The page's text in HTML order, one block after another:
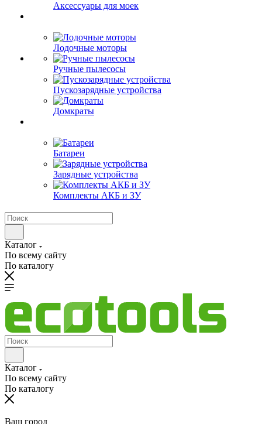
Аксессуары для моек
Лодочные моторы
Ручные пылесосы
Пускозарядные устройства
Домкраты
Батареи
Зарядные устройства
Комплекты АКБ и ЗУ
Каталог
По всему сайту
По каталогу
Каталог
По всему сайту
По каталогу
Ваш город